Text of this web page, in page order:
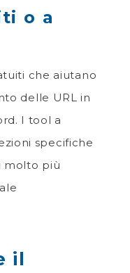
o a
che aiutano
delle URL in
I tool a
specifiche
molto più
il